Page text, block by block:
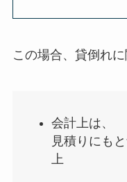
この場合、 貸倒れ
会計上は、
見積りにも
上